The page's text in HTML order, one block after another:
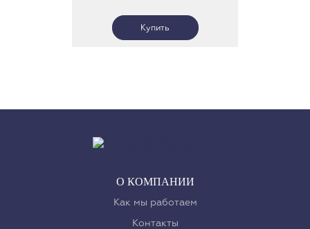
О КОМПАНИИ
Как мы работаем
Контакты